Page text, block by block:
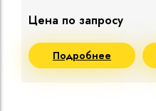
Цена по запросу
Подробнее